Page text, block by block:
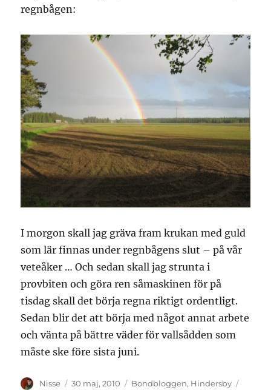
regnbågen:
I morgon skall jag gräva fram krukan med guld
som lär finnas under regnbågens slut – på vår
veteåker … Och sedan skall jag strunta i
provbiten och göra ren såmaskinen för på
tisdag skall det börja regna riktigt ordentligt.
Sedan blir det att börja med något annat arbete
och vänta på bättre väder för vallsådden som
måste ske före sista juni.
Författare
Nisse Publicerat
30 maj, 2010 Kategorier
Bondbloggen, Hindersby